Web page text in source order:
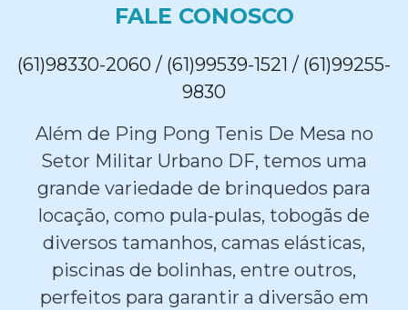
FALE CONOSCO
(61)98330-2060 / (61)99539-1521 / (61)99255-
9830
Além de Ping Pong Tenis De Mesa no
Setor Militar Urbano DF, temos uma
grande variedade de brinquedos para
locação, como pula-pulas, tobogãs de
diversos tamanhos, camas elásticas,
piscinas de bolinhas, entre outros,
perfeitos para garantir a diversão em